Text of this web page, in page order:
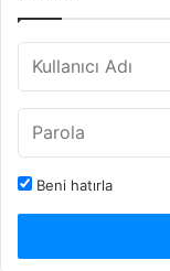
Beni hatırla